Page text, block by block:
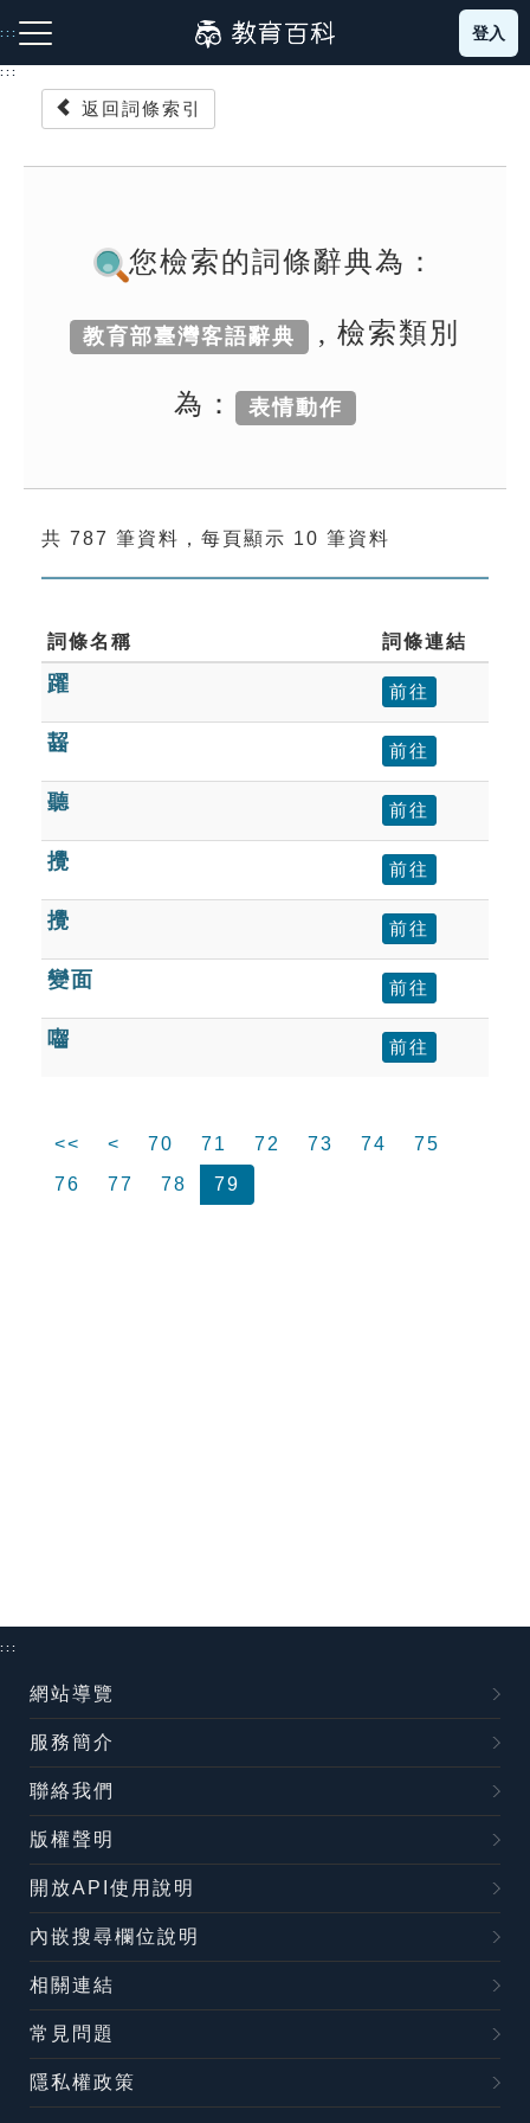
到
主
:::
成語故事
索引選單
單字索引
生命大百科索引
遊戲專區
教學應用
貓頭鷹博士
登入
:::
返回詞條索引
您檢索的詞條辭典為：
教育部臺灣客語辭典 , 檢索類別
為： 表情動作
共 787 筆資料，每頁顯示 10 筆資料
詞條名稱 詞條連結
躍 前往
齧 前往
聽 前往
攪 前往
攪 前往
變面 前往
囓 前往
<< < 70 71 72 73 74
75
76
77 78 79
:::
網站導覽
服務簡介
聯絡我們
版權聲明
開放API使用說明
內嵌搜尋欄位說明
相關連結
常見問題
隱私權政策